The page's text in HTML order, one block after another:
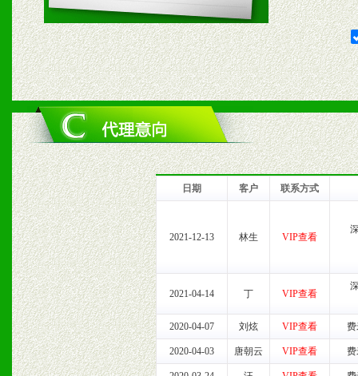
1、给予前期市场操作一定
2、对于临期，滞销品给予
六、服务优势
1、完善的信息服务咨询中
我们将及时回复您的疑问。
2、售后服务：突发性产品
以及时受理记录并合理妥
3、我们时刻整理各区销售
时收编销售效果显着的案
日期 客户 联系方式
2021-12-13 林生 VIP查看
2021-04-14 丁 VIP查看
2020-04-07 刘炫 VIP查看
2020-04-03 唐朝云 VIP查看